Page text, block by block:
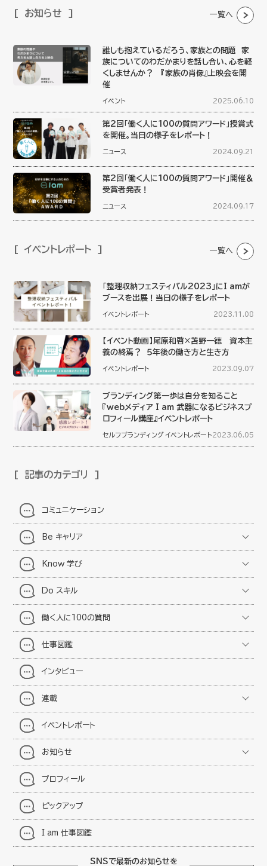
お知らせ 一覧へ
誰しも抱えているだろう、家族との問題 家
族についてのわだかまりを話し合い、心を軽
くしませんか？ 『家族の肖像』上映会を開
催
イベント 2025.06.10
第2回「働く人に100の質問アワード」授賞式
を開催。当日の様子をレポート！
ニュース 2024.09.21
第2回「働く人に100の質問アワード」開催＆
受賞者発表！
ニュース 2024.09.17
イベントレポート 一覧へ
「整理収納フェスティバル2023」にI amが
ブースを出展！当日の様子をレポート
イベントレポート 2023.11.08
【イベント動画】尾原和啓×苫野一徳 資本主
義の終焉？ ５年後の働き方と生き方
イベントレポート 2023.09.07
ブランディング第一歩は自分を知ること
『webメディア I am 武器になるビジネスプ
ロフィール講座』イベントレポート
セルフブランディング イベントレポート 2023.06.05
記事のカテゴリ
コミュニケーション
Be キャリア
Know 学び
Do スキル
働く人に100の質問
仕事図鑑
インタビュー
連載
イベントレポート
お知らせ
プロフィール
ピックアップ
I am 仕事図鑑
SNSで最新のお知らせを